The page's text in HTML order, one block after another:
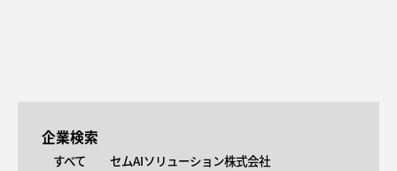
企業検索
すべて
セムAIソリューション株式会社